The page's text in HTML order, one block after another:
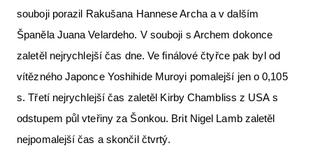
souboji porazil Rakušana Hannese Archa a v dalším
Španěla Juana Velardeho. V souboji s Archem dokonce
zaletěl nejrychlejší čas dne. Ve finálové čtyřce pak byl od
vítězného Japonce Yoshihide Muroyi pomalejší jen o 0,105
s. Třetí nejrychlejší čas zaletěl Kirby Chambliss z USA s
odstupem půl vteřiny za Šonkou. Brit Nigel Lamb zaletěl
nejpomalejší čas a skončil čtvrtý.